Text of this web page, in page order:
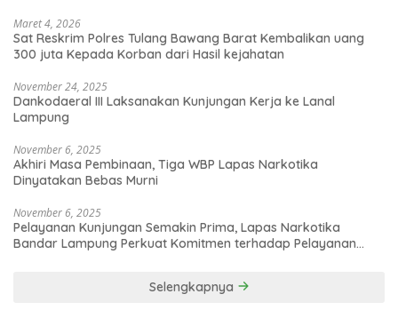
Maret 4, 2026
Sat Reskrim Polres Tulang Bawang Barat Kembalikan uang
300 juta Kepada Korban dari Hasil kejahatan
November 24, 2025
Dankodaeral III Laksanakan Kunjungan Kerja ke Lanal
Lampung
November 6, 2025
Akhiri Masa Pembinaan, Tiga WBP Lapas Narkotika
Dinyatakan Bebas Murni
November 6, 2025
Pelayanan Kunjungan Semakin Prima, Lapas Narkotika
Bandar Lampung Perkuat Komitmen terhadap Pelayanan
Selengkapnya